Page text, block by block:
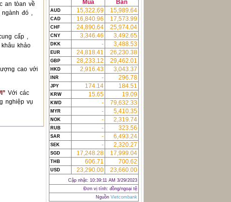
an tòan về
ngành đó ,
cấp ,
khảo
cao với
Với các
nghiệp vụ
Mua Bán
AUD 15,322.69 15,989.64
CAD 16,840.96 17,573.99
CHF 24,890.64 25,974.04
CNY 3,346.46 3,492.65
DKK - 3,488.53
EUR 24,818.41 26,230.38
GBP 28,233.12 29,462.01
HKD 2,916.43 3,043.37
INR - 296.78
JPY 174.14 184.51
KRW 15.65 19.09
KWD - 79,632.33
MYR - 5,410.35
NOK - 2,319.74
RUB - 323.56
SAR - 6,493.24
SEK - 2,320.27
SGD 17,248.28 17,999.04
THB 606.71 700.62
USD 23,290.00 23,660.00
Cập nhật: 10:39:11 AM 3/29/2023
Đơn vị tính: đồng/ngoại tệ
Nguồn Vietcombank